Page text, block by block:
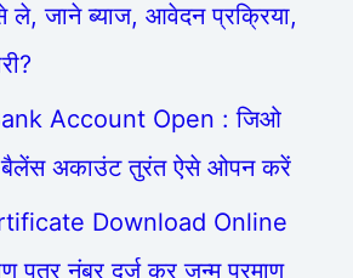
ले, जाने ब्याज, आवेदन प्रक्रिया,
Account Open : जिओ
बैलेंस अकाउंट तुरंत ऐसे ओपन करें
Download Online
पत्र नंबर दर्ज कर जन्म प्रमाण